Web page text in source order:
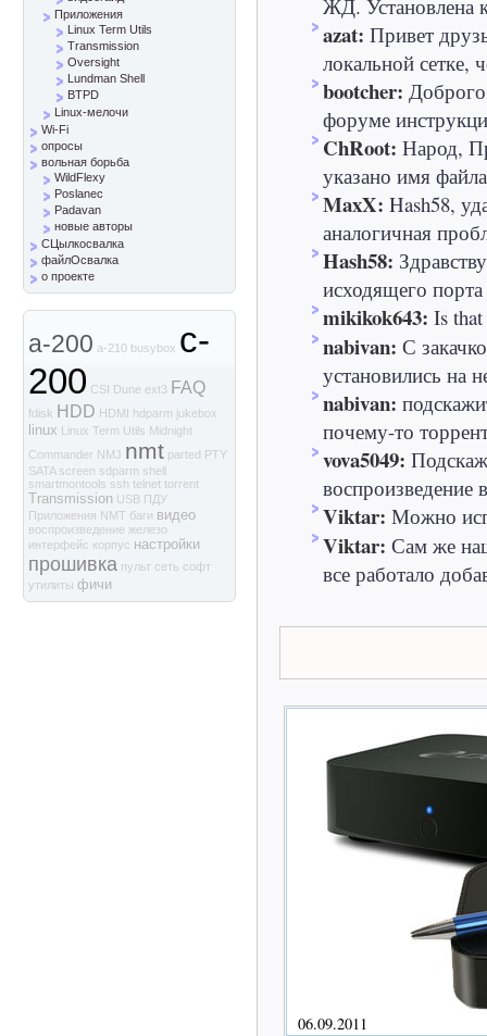
ЖД. Установлена
azat: Привет
локальной сетке,
bootcher:
форуме
ChRoot: Народ,
указано имя
MaxX: Hash58,
аналогичная
Hash58:
исходящего
mikikok643: Is
nabivan: С
установились на
nabivan:
почему-то
vova5049:
воспроизведение
Viktar: Можно
Viktar: Сам же
все работало
06.09.2011
Приложения
Linux Term Utils
Transmission
Oversight
Lundman Shell
BTPD
Linux-мелочи
Wi-Fi
опросы
вольная борьба
WildFlexy
Poslanec
Padavan
новые авторы
СЦылкосвалка
файлОсвалка
о проекте
a-200 a-210 busybox c-
200 CSI Dune ext3 FAQ
fdisk HDD HDMI hdparm jukebox
linux Linux Term Utils Midnight
Commander NMJ nmt parted PTY
SATA screen sdparm shell
smartmontools ssh telnet torrent
Transmission USB ПДУ
Приложения NMT баги видео
воспроизведение железо
интерфейс корпус настройки
прошивка пульт сеть софт
утилиты фичи